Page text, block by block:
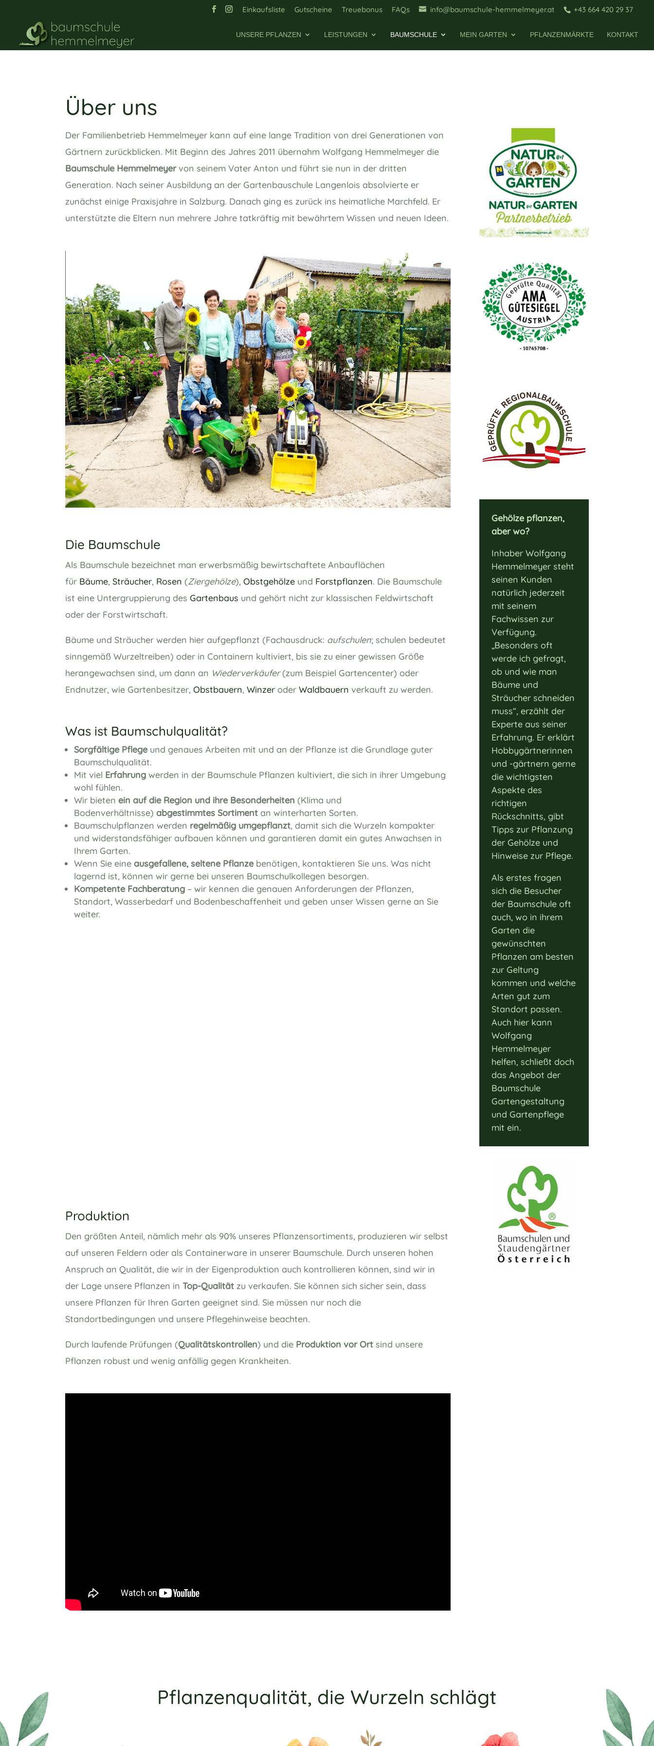
Einkaufsliste Gutscheine Treuebonus FAQs info@baumschule-hemmelmeyer.at +43 664 420 29 37
UNSERE PFLANZEN LEISTUNGEN BAUMSCHULE MEIN GARTEN PFLANZENMÄRKTE KONTAKT
Über uns
Der Familienbetrieb Hemmelmeyer kann auf eine lange Traditionvon drei Generationen von
Gärtnern zurückblicken. Mit Beginn des Jahres 2011 übernahm Wolfgang Hemmelmeyer die
Baumschule Hemmelmeyervon seinem Vater Anton und führt sie nun in der dritten
Generation. Nach seiner Ausbildung an der Gartenbauschule Langenlois absolvierte er
zunächst einige Praxisjahre in Salzburg. Danach ging es zurück ins heimatliche Marchfeld. Er
unterstützte die Eltern nun mehrere Jahre tatkräftig mit bewährtem Wissen und neuen Ideen.
Die Baumschule
Als Baumschule bezeichnet man erwerbsmäßig bewirtschaftete Anbauflächen
für Bäume, Sträucher, Rosen (Ziergehölze), Obstgehölze und Forstpflanzen. Die Baumschule
ist eine Untergruppierung des Gartenbaus und gehört nicht zur klassischen Feldwirtschaft
oder der Forstwirtschaft.
Bäume und Sträucher werden hier aufgepflanzt (Fachausdruck: aufschulen; schulen bedeutet
sinngemäß Wurzeltreiben) oder in Containern kultiviert, bis sie zu einer gewissen Größe
herangewachsen sind, um dann an Wiederverkäufer (zum Beispiel Gartencenter) oder
Endnutzer, wie Gartenbesitzer, Obstbauern, Winzer oder Waldbauern verkauft zu werden.
Was ist Baumschulqualität?
Sorgfältige Pflege und genaues Arbeiten mit und an der Pflanze ist die Grundlage guter
Baumschulqualität.
Mit viel Erfahrung werden in der Baumschule Pflanzen kultiviert, die sich in ihrer Umgebung
wohl fühlen.
Wir bieten ein auf die Region und ihre Besonderheiten (Klima und
Bodenverhältnisse) abgestimmtes Sortiment an winterharten Sorten.
Baumschulpflanzen werden regelmäßig umgepflanzt, damit sich die Wurzeln kompakter
und widerstandsfähiger aufbauen können und garantieren damit ein gutes Anwachsen in
Ihrem Garten.
Wenn Sie eine ausgefallene, seltene Pflanze benötigen, kontaktieren Sie uns. Was nicht
lagernd ist, können wir gerne bei unseren Baumschulkollegen besorgen.
Kompetente Fachberatung – wir kennen die genauen Anforderungen der Pflanzen,
Standort, Wasserbedarf und Bodenbeschaffenheit und geben unser Wissen gerne an Sie
weiter.
Produktion
Den größten Anteil, nämlich mehr als 90% unseres Pflanzensortiments, produzieren wir selbst
auf unseren Feldern oder als Containerware in unserer Baumschule. Durch unseren hohen
Anspruch an Qualität, die wir in der Eigenproduktion auch kontrollieren können, sind wir in
der Lage unsere Pflanzen in Top-Qualität zu verkaufen. Sie können sich sicher sein, dass
unsere Pflanzen für Ihren Garten geeignet sind. Sie müssen nur noch die
Standortbedingungen und unsere Pflegehinweise beachten.
Durch laufende Prüfungen (Qualitätskontrollen) und die Produktion vor Ort sind unsere
Pflanzen robust und wenig anfällig gegen Krankheiten.
Gehölze pflanzen,
aber wo?
Inhaber Wolfgang
Hemmelmeyer steht
seinen Kunden
natürlich jederzeit
mit seinem
Fachwissen zur
Verfügung.
„Besonders oft
werde ich gefragt,
ob und wie man
Bäume und
Sträucher schneiden
muss“, erzählt der
Experte aus seiner
Erfahrung. Er erklärt
Hobbygärtnerinnen
und -gärtnern gerne
die wichtigsten
Aspekte des
richtigen
Rückschnitts, gibt
Tipps zur Pflanzung
der Gehölze und
Hinweise zur Pflege.
Als erstes fragen
sich die Besucher
der Baumschule oft
auch, wo in ihrem
Garten die
gewünschten
Pflanzen am besten
zur Geltung
kommen und welche
Arten gut zum
Standort passen.
Auch hier kann
Wolfgang
Hemmelmeyer
helfen, schließt doch
das Angebot der
Baumschule
Gartengestaltung
und Gartenpflege
mit ein.
Pflanzenqualität, die Wurzeln schlägt